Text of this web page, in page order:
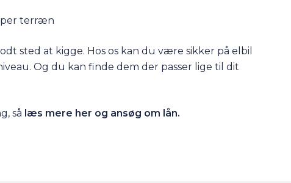
terræn
sted at kigge. Hos os kan du være sikker på elbil
Og du kan finde dem der passer lige til dit
så læs mere her og ansøg om lån.